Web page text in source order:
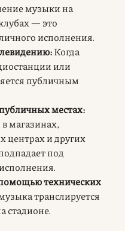
музыки на
— это
исполнения.
Когда
или
публичным
местах:
магазинах,
центрах и других
под
технических
транслируется
стадионе.